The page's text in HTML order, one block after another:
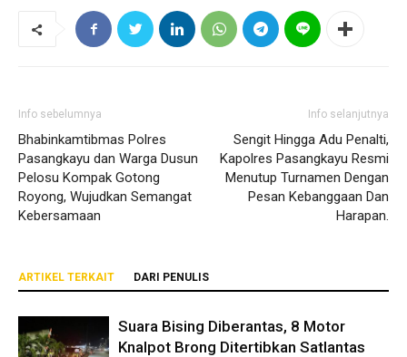
Info sebelumnya
Bhabinkamtibmas Polres
Pasangkayu dan Warga Dusun
Pelosu Kompak Gotong
Royong, Wujudkan Semangat
Kebersamaan
Info selanjutnya
Sengit Hingga Adu Penalti,
Kapolres Pasangkayu Resmi
Menutup Turnamen Dengan
Pesan Kebanggaan Dan
Harapan.
ARTIKEL TERKAIT DARI PENULIS
Suara Bising Diberantas, 8 Motor
Knalpot Brong Ditertibkan Satlantas